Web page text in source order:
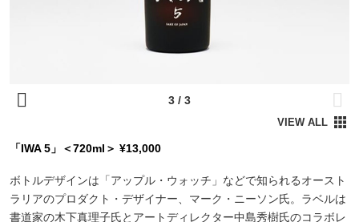
「IWA 5」＜720ml＞ ¥13,000
ボトルデザインは「アップル・ウォッチ」などで知られるオースト
ラリアのプロダクト・デザイナー、マーク・ニーソン氏。ラベルは
書道家の木下真理子氏とアートディレクター中島秀樹氏のコラボレ